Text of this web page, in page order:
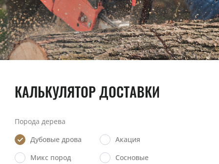
КАЛЬКУЛЯТОР ДОСТАВКИ
Порода дерева
Дубовые дрова
Акация
Микс пород
Сосновые